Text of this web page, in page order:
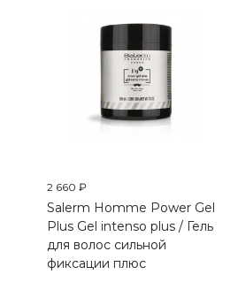
2 660 ₽
Salerm Homme Power Gel
Plus Gel intenso plus / Гель
для волос сильной
фиксации плюс